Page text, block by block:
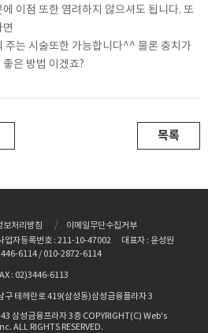
이점 또한 염려하지 않으셔도 됩니다. 또
주는 시술또한 가능합니다^^ 물론 충치가
은 방법 이겠죠?
목록
보처리방침
이메일무단수집거부
업자등록번호 : 211-10-47002
대표자 : 윤성원
6114 / 010-2872-6114
: 02)3446-6113
구 테헤란로 419(삼성동)삼성금융플라자 3
삼성금융프라자 3층 COPYRIGHT(C) Web's
ALL RIGHTS RESERVED.